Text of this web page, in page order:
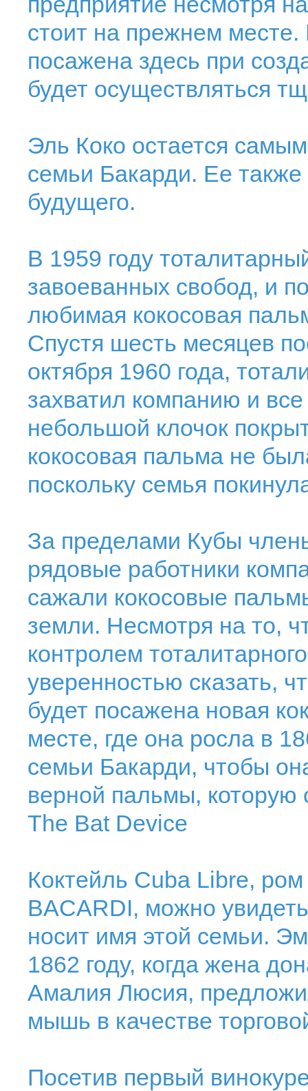
стоит на прежнем
посажена здесь при
будет осуществляться
Эль Коко остается
семьи Бакарди. Ее
будущего.
В 1959 году
завоеванных свобод, и
любимая кокосовая
Спустя шесть месяцев
октября 1960 года,
захватил компанию и
небольшой клочок
кокосовая пальма не
поскольку семья
За пределами Кубы
рядовые работники
сажали кокосовые
земли. Несмотря на то,
контролем
уверенностью сказать,
будет посажена новая
месте, где она росла в
семьи Бакарди, чтобы
верной пальмы,
The Bat Device
Коктейль Cuba Libre,
BACARDI, можно
носит имя этой семьи.
1862 году, когда жена
Амалия Люсия,
мышь в качестве
Посетив первый